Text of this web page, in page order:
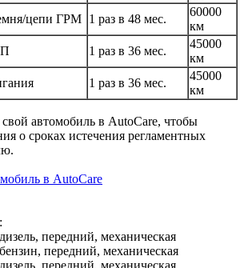
цепи ГРМ 1 раз в 48 мес.
60000
км
1 раз в 36 мес.
45000
км
1 раз в 36 мес.
45000
км
свой автомобиль в AutoCare, чтобы
о сроках истечения регламентных
в AutoCare
дизель, передний, механическая
бензин, передний, механическая
дизель, передний, механическая